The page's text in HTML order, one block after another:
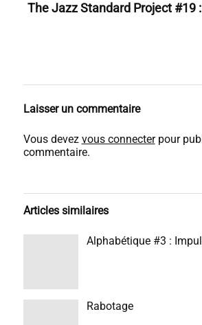
The Jazz Standard Project #19
Laisser un commentaire
Vous devez vous connecterpour
commentaire.
Articles similaires
Alphabétique #3 :
Rabotage